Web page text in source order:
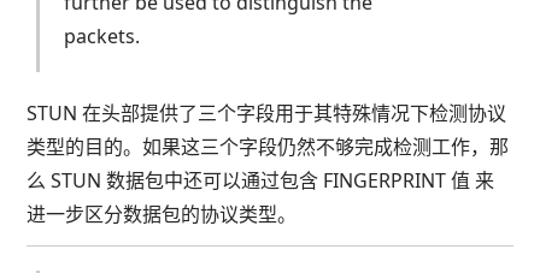
packets.
STUN 在头部提供了三个字段用于其特殊情况下检测协议
类型的目的。如果这三个字段仍然不够完成检测工作，那
么 STUN 数据包中还可以通过包含 FINGERPRINT 值 来
进一步区分数据包的协议类型。